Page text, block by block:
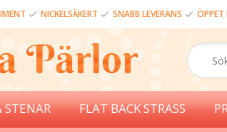
NICKELSÄKERT SNABB LEVERANS
STENAR FLAT BACK STRASS